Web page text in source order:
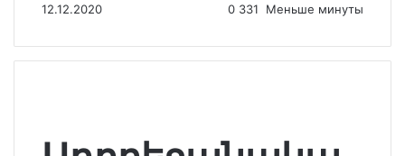
12.12.2020 0 331 Меньше минуты